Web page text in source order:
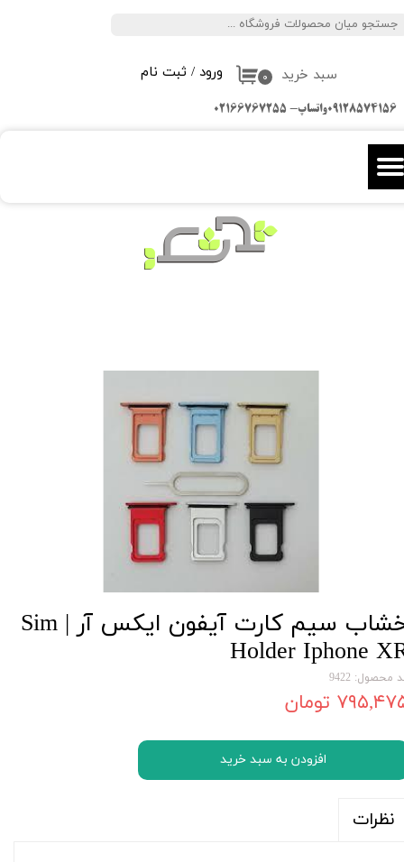
ورود / ثبت نام
تغییر گذر واژه
سفارشات
خروج از حساب کاربری
۰ سبد خرید
خشاب سیم کارت آیفون ایکس آر | Sim
Holder Iphone
محصول: 9422
تومان
افزودن به سبد خرید
نظرات